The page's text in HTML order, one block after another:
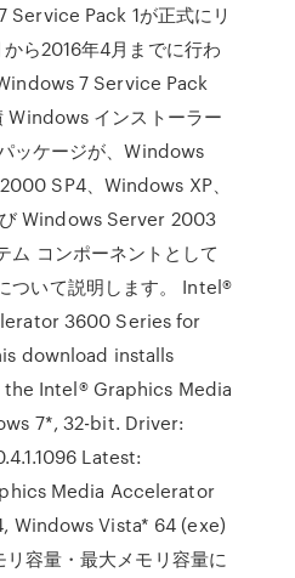
Pack 1が正式にリ
ら2016年4月までに行わ
7 Service Pack
Windows インストーラー
ッケージが、Windows
SP4、Windows XP、
Windows Server 2003
ム コンポーネントとして
ついて説明します。 Intel®
3600 Series for
download installs
the Intel® Graphics Media
7*, 32-bit. Driver:
Latest:
Media Accelerator
Windows Vista* 64 (exe)
容量・最大メモリ容量に